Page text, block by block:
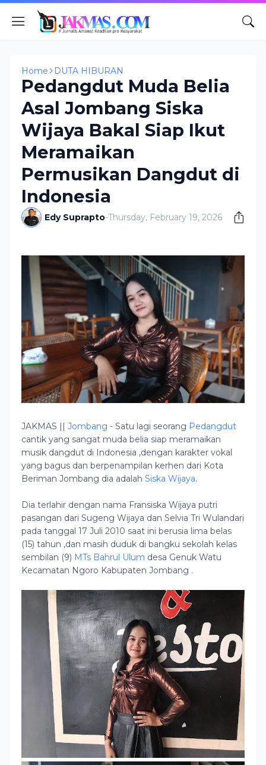
Home DUTA HIBURAN
Pedangdut Muda Belia
Asal Jombang Siska
Wijaya Bakal Siap Ikut
Meramaikan
Permusikan Dangdut di
Indonesia
Edy Suprapto-Thursday, February 19, 2026
JAKMAS || Jombang - Satu lagi seorang Pedangdut
cantik yang sangat muda belia siap meramaikan
musik dangdut di Indonesia ,dengan karakter vokal
yang bagus dan berpenampilan kerhen dari Kota
Beriman Jombang dia adalah Siska Wijaya.
Dia terlahir dengan nama Fransiska Wijaya putri
pasangan dari Sugeng Wijaya dan Selvia Tri Wulandari
pada tanggal 17 Juli 2010 saat ini berusia lima belas
(15) tahun ,dan masih duduk di bangku sekolah kelas
sembilan (9) MTs Bahrul Ulum desa Genuk Watu
Kecamatan Ngoro Kabupaten Jombang .